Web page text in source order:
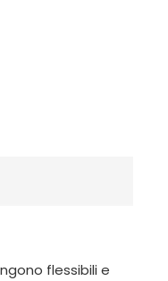
flessibili e